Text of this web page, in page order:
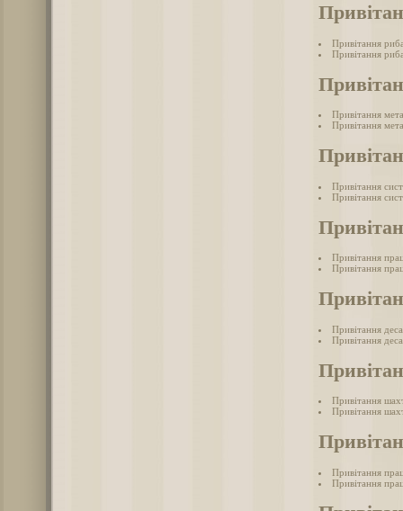
Привітання
Привітання
Привітання
Привітання
Привітання
Привітання
Привітання
Привітання
Привітання
Привітання
Привітання
Привітання
Привітання
Привітання